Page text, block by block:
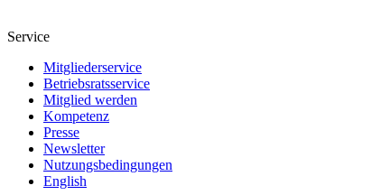
Service
Mitgliederservice
Betriebsratsservice
Mitglied werden
Kompetenz
Presse
Newsletter
Nutzungsbedingungen
English